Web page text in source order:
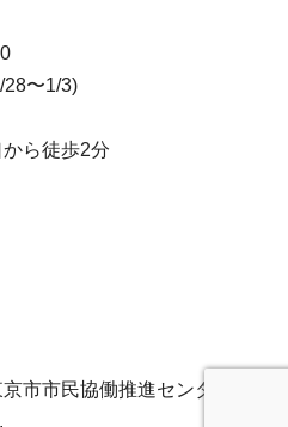
〜1/3)
ら徒歩2分
市市民協働推進センターゆめ